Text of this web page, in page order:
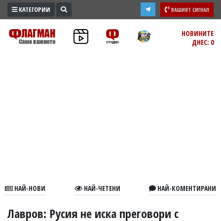
ПРОМО
ЗОНА
КАТЕГОРИИ ВАШИЯТ СИГНАЛ
НОВИНИТЕ
ДНЕС: 0
НАЙ-НОВИ НАЙ-ЧЕТЕНИ НАЙ-КОМЕНТИРАНИ
Лавров: Русия не иска преговори с